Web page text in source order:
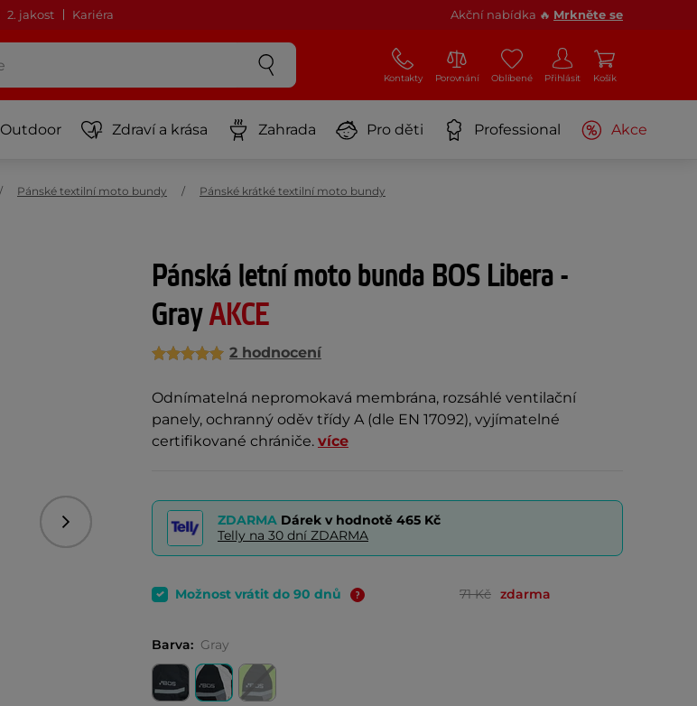
2. jakost Kariéra Akční nabídka 🔥 Mrkněte se
Kontakty Porovnání Oblíbené Přihlásit Košík
Outdoor Zdraví a krása Zahrada Pro děti Professional Akce
Pánské textilní moto bundy Pánské krátké textilní moto bundy
Pánská letní moto bunda BOS Libera -
GrayAKCE
2 hodnocení
Odnímatelná nepromokavá membrána, rozsáhlé ventilační
panely, ochranný oděv třídy A (dle EN 17092), vyjímatelné
certifikované chrániče. více
Následující ZDARMA Dárek v hodnotě 465 Kč
Telly na 30 dní ZDARMA
Možnost vrátit do 90 dnů 71 Kč zdarma
Barva: Gray